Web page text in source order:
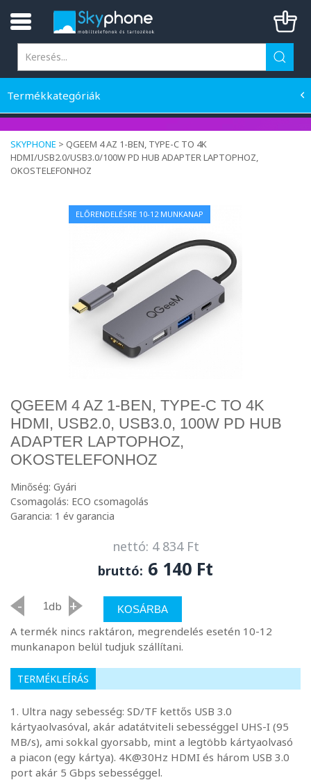
Termékkategóriák
SKYPHONE > QGEEM 4 AZ 1-BEN, TYPE-C TO 4K
HDMI/USB2.0/USB3.0/100W PD HUB ADAPTER LAPTOPHOZ,
OKOSTELEFONHOZ
ELŐRENDELÉSRE 10-12 MUNKANAP
QGEEM 4 AZ 1-BEN, TYPE-C TO 4K
HDMI, USB2.0, USB3.0, 100W PD HUB
ADAPTER LAPTOPHOZ,
OKOSTELEFONHOZ
Minőség: Gyári
Csomagolás: ECO csomagolás
Garancia: 1 év garancia
nettó: 4 834 Ft
bruttó: 6 140 Ft
- db + KOSÁRBA
A termék nincs raktáron, megrendelés esetén 10-12
munkanapon belül tudjuk szállítani.
TERMÉKLEÍRÁS
1. Ultra nagy sebesség: SD/TF kettős USB 3.0
kártyaolvasóval, akár adatátviteli sebességgel UHS-I (95
MB/s), ami sokkal gyorsabb, mint a legtöbb kártyaolvasó
a piacon (egy kártya). 4K@30Hz HDMI és három USB 3.0
port akár 5 Gbps sebességgel.